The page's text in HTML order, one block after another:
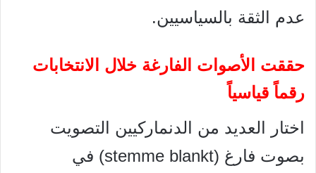
عدم الثقة بالسياسيين.
حققت الأصوات الفارغة خلال الانتخابات
رقماً قياسياً
اختار العديد من الدنماركيين التصويت
بصوت فارغ (stemme blankt) في